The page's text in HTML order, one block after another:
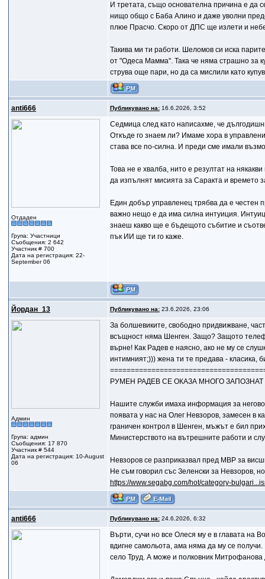
И третата, също основателна причина е да
нищо общо с Баба Алино и даже уволни
плюе Прасчо. Скоро от ДПС ще излети и
Такива ми ти работи. Шеломов си иска
от "Одеса Мамма". Така че няма страшно за
струва още пари, но да са мислили като
anti666 Публикувано на:16.6.2026, 3:52
Отдаден
Група: Участници
Съобщения: 2 642
Участник # 700
Дата на регистрация: 22-
September 06
Седмица след като написахме, че
Откъде го знаем ли? Имаме хора в
става все по-силна. И преди сме имали
Това не е хвалба, нито е резултат на
да изпълнят мисията за Саракта и времето
Един добър управленец трябва да е честен
важно нещо е да има силна интуиция.
знаеш какво ще е бъдещото събитие и
пък ИИ ще ти го каже.
Йордан_13 Публикувано на:23.6.2026, 23:06
Админ
Група: админ
Съобщения: 17 870
Участник # 544
Дата на регистрация: 10-August
06
За болшевиките, свободно придвижване,
всъщност няма Шенген. Защо? Защото
върне! Как Радев е наясно, ако не му се
интимният;))) жена ти те предава - класика,
РУМЕН РАДЕВ СЕ ОКАЗА МНОГО
Нашите служби имаха информация за
появата у нас на Олег Невзоров, замесен в
граничен контрол в Шенген, мъжът е бил
Министерството на вътрешните работи и
Невзоров се разприказвал пред МВР за
Не съм говорил със Зеленски за Невзоров,
https://www.segabg.com/hot/category-
anti666 Публикувано на:24.6.2026, 6:32
Върти, сучи но все Олеся му е в главата на
вдигне самольота, ама няма да му се
село Труд. А може и полковник Митрофанова